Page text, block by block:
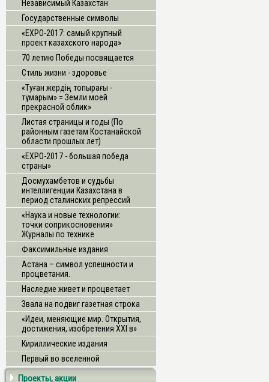
Независимый Казахстан
Государственные символы
«ЕХРО-2017: самый крупный
проект казахского народа»
70 летию Победы посвящается
Стиль жизни - здоровье
«Туған жердің топырағы -
тұмарым» = Земли моей
прекрасной облик»
Листая страницы и годы (По
районным газетам Костанайской
области прошлых лет)
«ЕХРО-2017 - большая победа
страны»
Досмухамбетов и судьбы
интеллигенции Казахстана в
период сталинских репрессий
«Наука и новые технологии:
точки соприкосновения»
Журналы по технике
Факсимильные издания
Астана – символ успешности и
процветания.
Наследие живет и процветает
Звала на подвиг газетная строка
«Идеи, меняющие мир. Открытия,
достижения, изобретения XXI в»
Кириллические издания
Первый во вселенной
Проекты, акции